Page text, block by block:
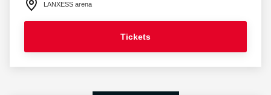
LANXESS arena
Tickets